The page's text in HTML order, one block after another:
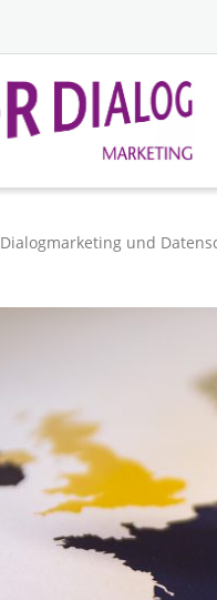
Dialogmarketing und